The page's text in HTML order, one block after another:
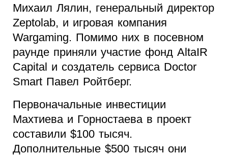
Михаил Лялин, генеральный директор
Zeptolab, и игровая компания
Wargaming. Помимо них в посевном
раунде приняли участие фонд AltaIR
Capital и создатель сервиса Doctor
Smart Павел Ройтберг.
Первоначальные инвестиции
Махтиева и Горностаева в проект
составили $100 тысяч.
Дополнительные $500 тысяч они